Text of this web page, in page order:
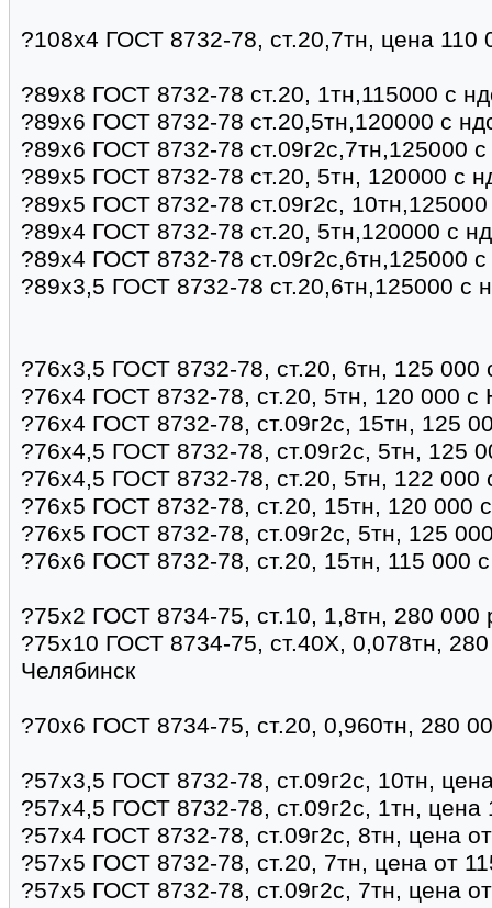
?108х4 ГОСТ 8732-78, ст.20,7тн, цена
?89х8 ГОСТ 8732-78 ст.20, 1тн,115000 с
?89х6 ГОСТ 8732-78 ст.20,5тн,120000 с
?89х6 ГОСТ 8732-78 ст.09г2с,7тн,125000
?89х5 ГОСТ 8732-78 ст.20, 5тн, 120000 с
?89х5 ГОСТ 8732-78 ст.09г2с,
?89х4 ГОСТ 8732-78 ст.20, 5тн,120000 с
?89х4 ГОСТ 8732-78 ст.09г2с,6тн,125000
?89х3,5 ГОСТ 8732-78 ст.20,6тн,125000 с
?76х3,5 ГОСТ 8732-78, ст.20, 6тн, 125
?76х4 ГОСТ 8732-78, ст.20, 5тн, 120 000
?76х4 ГОСТ 8732-78, ст.09г2с, 15тн, 125
?76х4,5 ГОСТ 8732-78, ст.09г2с, 5тн, 125
?76х4,5 ГОСТ 8732-78, ст.20, 5тн, 122
?76х5 ГОСТ 8732-78, ст.20, 15тн, 120 000
?76х5 ГОСТ 8732-78, ст.09г2с, 5тн, 125
?76х6 ГОСТ 8732-78, ст.20, 15тн, 115 000
?75х2 ГОСТ 8734-75, ст.10, 1,8тн, 280
?75х10 ГОСТ 8734-75, ст.40Х, 0,078тн,
Челябинск
?70х6 ГОСТ 8734-75, ст.20, 0,960тн, 280
?57х3,5 ГОСТ 8732-78, ст.09г2с, 10тн,
?57х4,5 ГОСТ 8732-78, ст.09г2с, 1тн, цена
?57х4 ГОСТ 8732-78, ст.09г2с, 8тн, цена
?57х5 ГОСТ 8732-78, ст.20, 7тн, цена от
?57х5 ГОСТ 8732-78, ст.09г2с, 7тн, цена